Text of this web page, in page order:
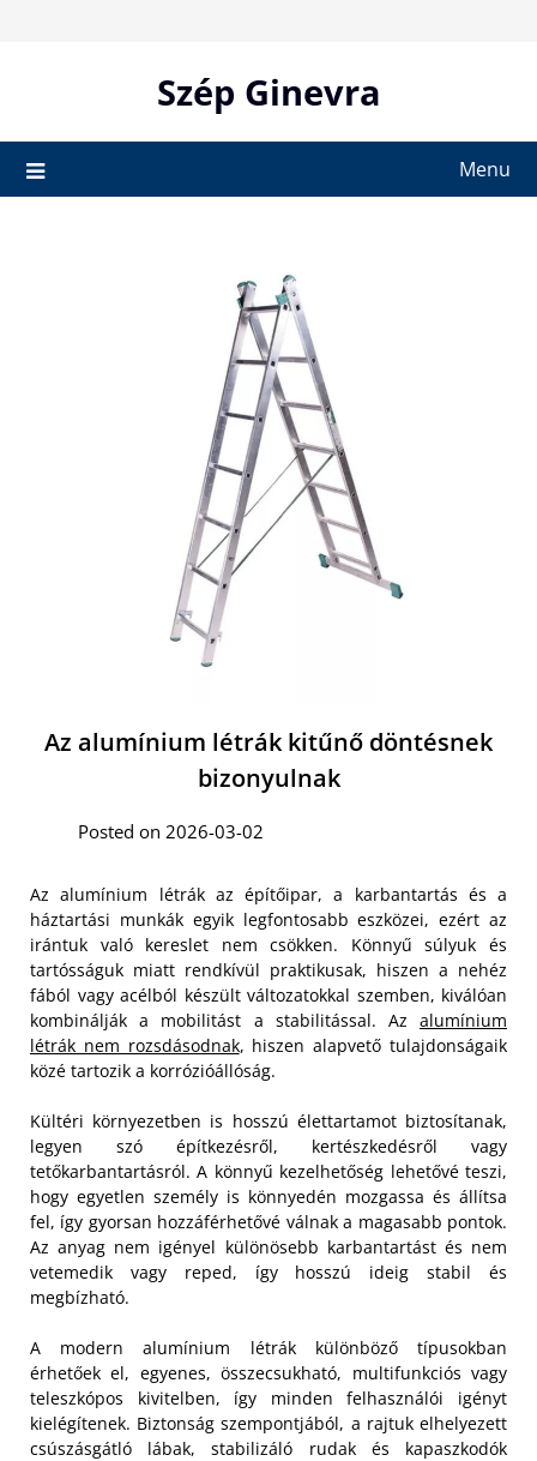
Szép Ginevra
Menu
Az alumínium létrák kitűnő döntésnek
bizonyulnak
Posted on 2026-03-02
Az alumínium létrák az építőipar, a karbantartás és a
háztartási munkák egyik legfontosabb eszközei, ezért az
irántuk való kereslet nem csökken. Könnyű súlyuk és
tartósságuk miatt rendkívül praktikusak, hiszen a nehéz
fából vagy acélból készült változatokkal szemben, kiválóan
kombinálják a mobilitást a stabilitással. Az alumínium
létrák nem rozsdásodnak, hiszen alapvető tulajdonságaik
közé tartozik a korrózióállóság.
Kültéri környezetben is hosszú élettartamot biztosítanak,
legyen szó építkezésről, kertészkedésről vagy
tetőkarbantartásról. A könnyű kezelhetőség lehetővé teszi,
hogy egyetlen személy is könnyedén mozgassa és állítsa
fel, így gyorsan hozzáférhetővé válnak a magasabb pontok.
Az anyag nem igényel különösebb karbantartást és nem
vetemedik vagy reped, így hosszú ideig stabil és
megbízható.
A modern alumínium létrák különböző típusokban
érhetőek el, egyenes, összecsukható, multifunkciós vagy
teleszkópos kivitelben, így minden felhasználói igényt
kielégítenek. Biztonság szempontjából, a rajtuk elhelyezett
csúszásgátló lábak, stabilizáló rudak és kapaszkodók